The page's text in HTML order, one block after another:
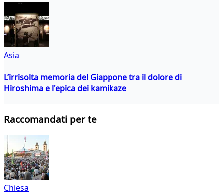
Asia
L’irrisolta memoria del Giappone tra il dolore di
Hiroshima e l'epica dei kamikaze
Raccomandati per te
Chiesa